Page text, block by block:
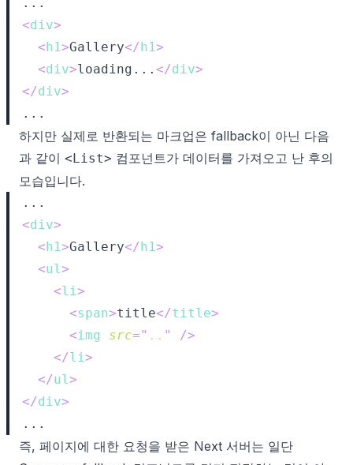
<div>
<h1>Gallery</h1>
<div>loading... </div>
</div>
하지만 실제로 반환되는 마크업은 fallback이 아닌 다음
과 같이 <List> 컴포넌트가 데이터를 가져오고 난 후의
모습입니다.
<div>
<h1>Gallery</h1>
<ul>
<li>
<span>title</title>
<img src=" .. "
/>
</li>
</ul>
</div>
즉, 페이지에 대한 요청을 받은 Next 서버는 일단